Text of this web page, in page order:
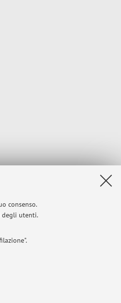
consenso.
degli utenti.